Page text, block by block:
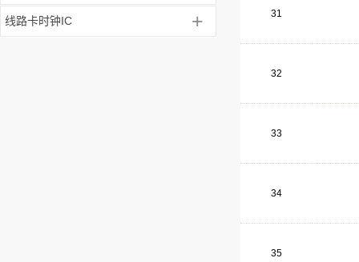
线路卡时钟IC + 31
32
33
34
35